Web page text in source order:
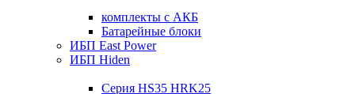
комплекты с АКБ
Батарейные блоки
ИБП East Power
ИБП Hiden
Серия HS35 HRK25